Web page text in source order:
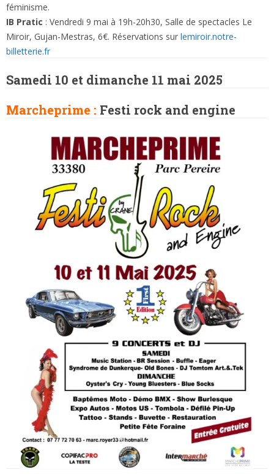
féminisme.
IB Pratic : Vendredi 9 mai à 19h-20h30, Salle de spectacles Le
Miroir, Gujan-Mestras, 6€. Réservations sur lemiroir.notre-
billetterie.fr
Samedi 10 et dimanche 11 mai 2025
Marcheprime : Festi rock and engine